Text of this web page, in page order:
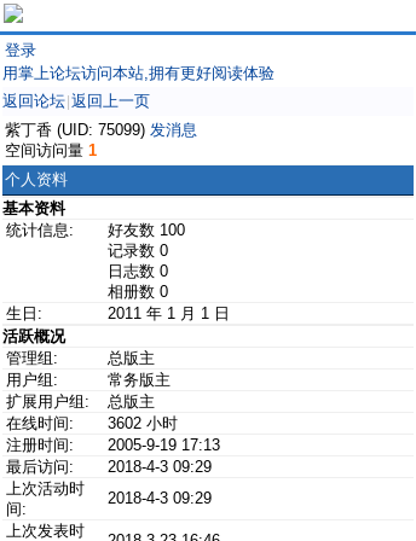
登录
用掌上论坛访问本站,拥有更好阅读体验
返回论坛 返回上一页
紫丁香 (UID: 75099) 发消息
空间访问量 1
个人资料
基本资料
统计信息:
好友数 100
记录数 0
日志数 0
相册数 0
生日:
2011 年 1 月 1 日
活跃概况
管理组:
总版主
用户组:
常务版主
扩展用户组:
总版主
在线时间:
3602 小时
注册时间:
2005-9-19 17:13
最后访问:
2018-4-3 09:29
上次活动时
间:
2018-4-3 09:29
上次发表时